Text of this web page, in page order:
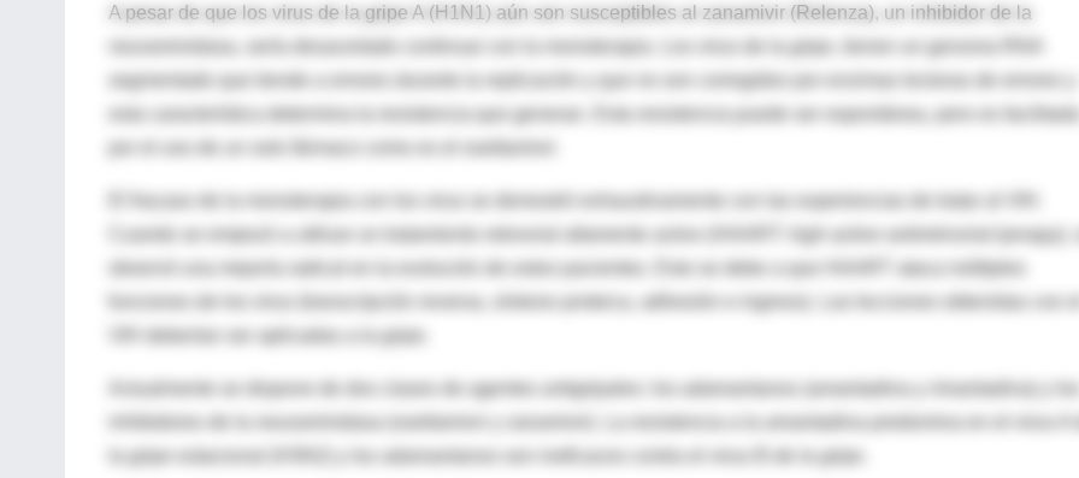
A pesar de que los virus de la gripe A (H1N1) aún son susceptibles al zanamivir (Relenza), un inhibidor de la
neuraminidasa, sería desacertado continuar con la monoterapia. Los virus de la gripe, tienen un genoma RNA
segmentado que tiende a errores durante la replicación y que no son corregidos por enzimas lectoras de errores y
esta característica determina la resistencia que generan. Esta resistencia puede ser espontánea, pero es facilitada
El fracaso de la monoterapia con los virus se demostró exhaustivamente con las experiencias de tratar al VIH.
Cuando se empezó a utilizar un tratamiento retroviral altamente activo (HAART:
high active antiretroviral tyerapy
funciones de los virus (transcripción reversa, síntesis proteica, adhesión e ingreso). Las lecciones obtenidas con el
VIH deberían ser aplicadas a la gripe.
Actualmente se dispone de dos clases de agentes antigripales: los adamantanos (amantadina y rimantadina) y los